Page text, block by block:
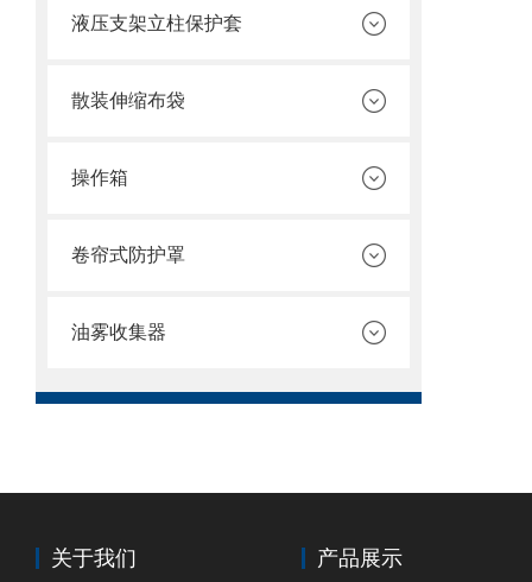
液压支架立柱保护套
散装伸缩布袋
操作箱
卷帘式防护罩
油雾收集器
关于我们 产品展示